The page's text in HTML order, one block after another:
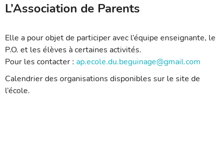
L’Association de Parents
Elle a pour objet de participer avec l’équipe enseignante, le
P.O. et les élèves à certaines activités.
Pour les contacter : ap.ecole.du.beguinage@gmail.com
Calendrier des organisations disponibles sur le site de
l’école.